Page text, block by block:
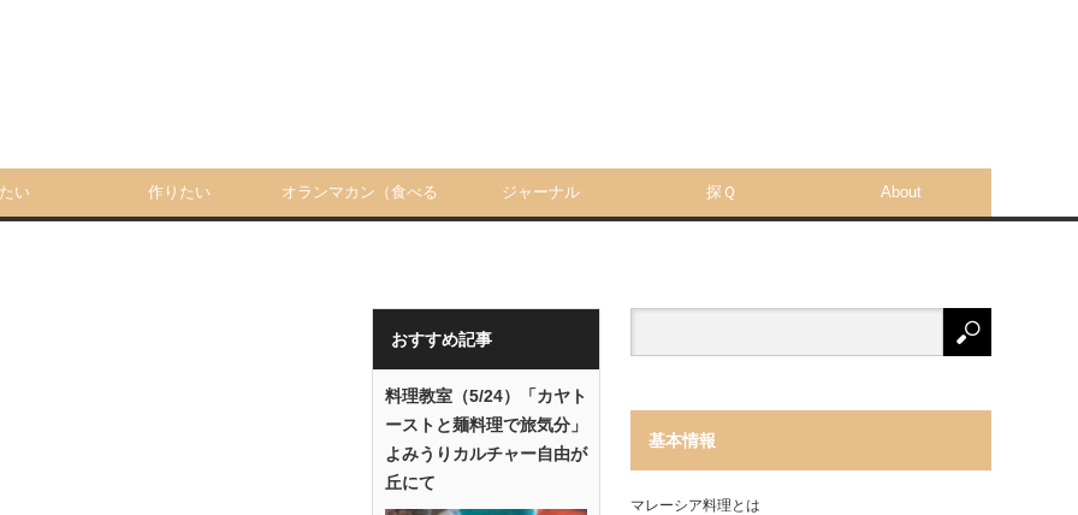
い 作りたい オランマカン（食べる ジャーナル 探Ｑ About
おすすめ記事
料理教室（5/24）「カヤト
ーストと麺料理で旅気分」
よみうりカルチャー自由が
丘にて
基本情報
マレーシア料理とは